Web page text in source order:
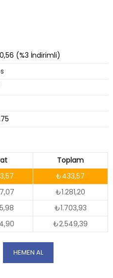
(%3 İndirimli)
Toplam
₺433,57
₺1.281,20
₺1.703,93
₺2.549,39
HEMEN AL